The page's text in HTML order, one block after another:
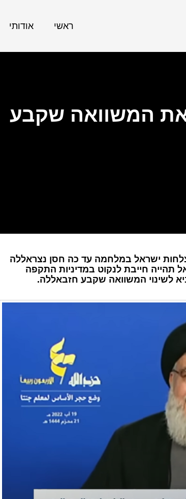
ראשי אודותי
המשוואה שקבע
ישראל במלחמה עד כה חסן נצראללה
חייבת לנקוט במדיניות התקפה
לשינוי המשוואה שקבע חזבאללה.